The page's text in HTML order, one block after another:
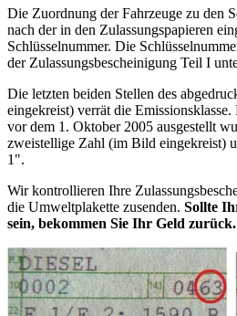
Die Zuordnung der Fahrzeuge zu den
nach der in den Zulassungspapieren
Schlüsselnummer. Die
der Zulassungsbescheinigung Teil I
Die letzten beiden Stellen des
eingekreist) verrät die
vor dem 1. Oktober 2005 ausgestellt
zweistellige Zahl (im Bild eingekreist)
1".
Wir kontrollieren Ihre
die Umweltplakette zusenden. Sollte
sein, bekommen Sie Ihr Geld zurück.